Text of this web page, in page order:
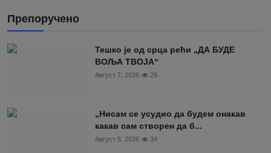
Препоручено
Тешко је од срца рећи „ДА БУДЕ
ВОЉА ТВОЈА“
Август 7, 2026 29
„Нисам се усудио да будем онакав
какав сам створен да б...
Август 5, 2026 34